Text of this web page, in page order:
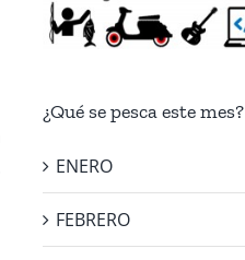
¿Qué se pesca este mes?
ENERO
FEBRERO